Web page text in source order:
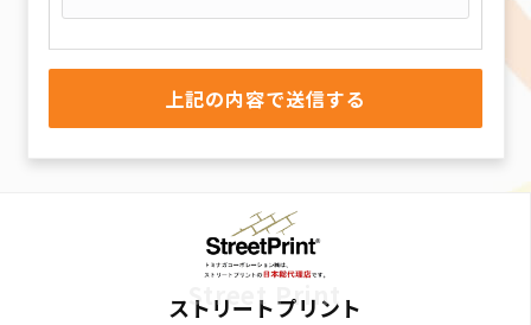
Street Print
ストリートプリント